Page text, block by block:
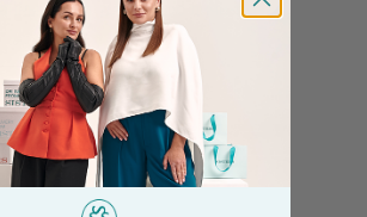
мист для волос личи-роза-